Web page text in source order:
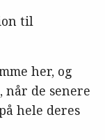
til
her, og
de senere
hele deres